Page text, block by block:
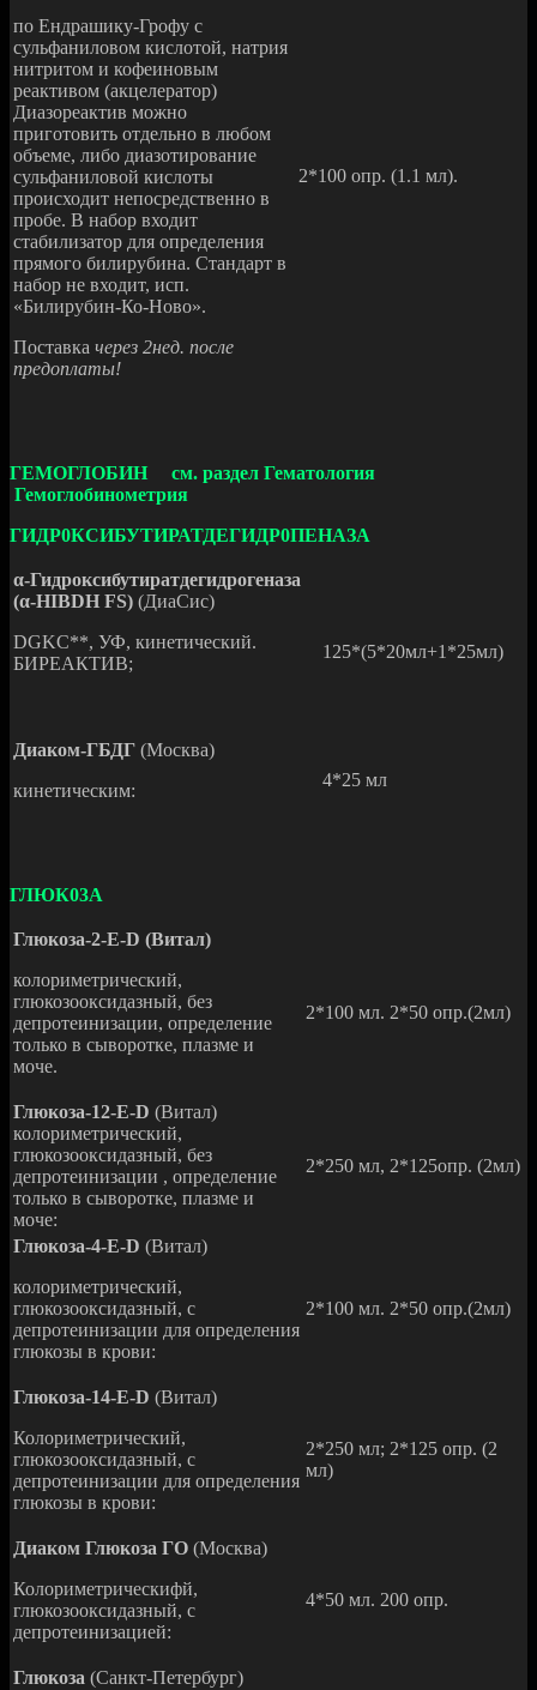
по Ендрашику-Грофу с
сульфаниловом кислотой, натрия
нитритом и кофеиновым
реактивом (акцелератор)
Диазореактив можно
приготовить отдельно в любом
объеме, либо диазотирование
сульфаниловой кислоты
происходит непосредственно в
пробе. В набор входит
стабилизатор для определения
прямого билирубина. Стандарт в
набор не входит, исп.
«Билирубин-Ко-Ново».
Поставка через 2нед. после
предоплаты!
2*100 опр. (1.1 мл).
ГЕМОГЛОБИН см. раздел Гематология
Гемоглобинометрия
ГИДР0КСИБУТИРАТДЕГИДР0ПЕНАЗА
α-Гидроксибутиратдегидрогеназа
(α-HIBDH FS) (ДиаСис)
DGKC**, УФ, кинетический.
БИРЕАКТИВ;
125*(5*20мл+1*25мл)
Диаком-ГБДГ (Москва)
кинетическим:
4*25 мл
ГЛЮК03А
Глюкоза-2-E-D (Витал)
колориметрический,
глюкозооксидазный, без
депротеинизации, определение
только в сыворотке, плазме и
моче.
2*100 мл. 2*50 опр.(2мл)
Глюкоза-12-Е-D (Витал)
колориметрический,
глюкозооксидазный, без
депротеинизации , определение
только в сыворотке, плазме и
моче:
2*250 мл, 2*125опр. (2мл)
Глюкоза-4-Е-D (Витал)
колориметрический,
глюкозооксидазный, с
депротеинизации для определения
глюкозы в крови:
2*100 мл. 2*50 опр.(2мл)
Глюкоза-14-E-D (Витал)
Колориметрический,
глюкозооксидазный, с
депротеинизации для определения
глюкозы в крови:
2*250 мл; 2*125 опр. (2
мл)
Диаком Глюкоза ГО (Москва)
Колориметрическифй,
глюкозооксидазный, с
депротеинизацией:
4*50 мл. 200 опр.
Глюкоза (Санкт-Петербург)